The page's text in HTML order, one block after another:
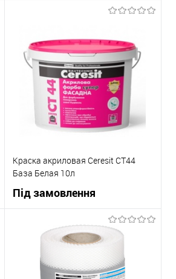
Купити в 1 клік
До
порівняння
В вибране
Під
замовлення
Краска акриловая Ceresit СТ44
База Белая 10л
Під замовлення
В корзину
Купити в 1 клік
порівняння